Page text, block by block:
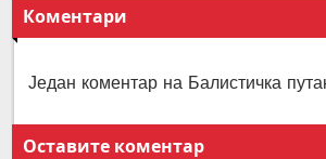
Коментари
Један коментар на Балистичка
Оставите коментар